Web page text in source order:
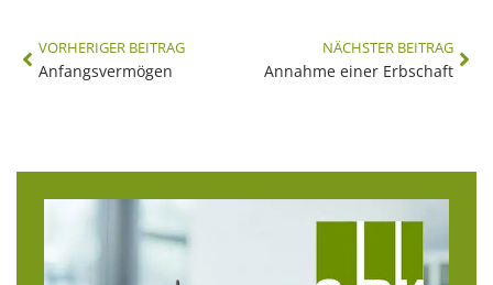
VORHERIGER BEITRAG
Anfangsvermögen
NÄCHSTER BEITRAG
Annahme einer Erbschaft